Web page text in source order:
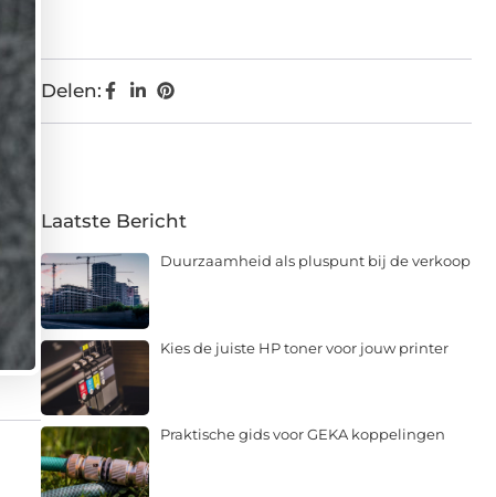
Delen:
Laatste Bericht
Duurzaamheid als pluspunt bij de verkoop
Kies de juiste HP toner voor jouw printer
Praktische gids voor GEKA koppelingen